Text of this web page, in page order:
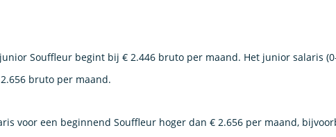
Souffleur begint bij € 2.446 bruto per maand. Het junior salaris
bruto per maand.
voor een beginnend Souffleur hoger dan € 2.656 per maand,